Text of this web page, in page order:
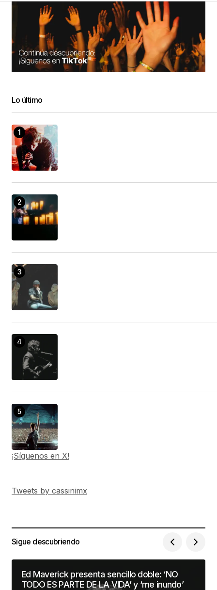
Lo último
¡Síguenos en X!
Tweets by cassinimx
Sigue descubriendo
Ed Maverick presenta sencillo doble: ‘NO
TODO ES PARTE DE LA VIDA’ y ‘me inundo’